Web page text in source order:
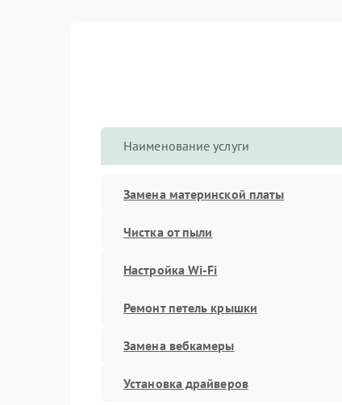
Наименование услуги
Замена материнской платы
Чистка от пыли
Настройка Wi-Fi
Ремонт петель крышки
Замена вебкамеры
Установка драйверов